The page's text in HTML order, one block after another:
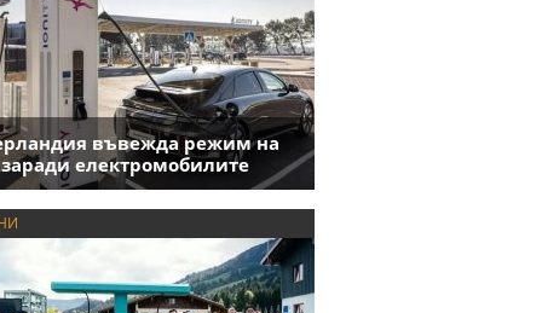
въвежда режим на
заради електромобилите